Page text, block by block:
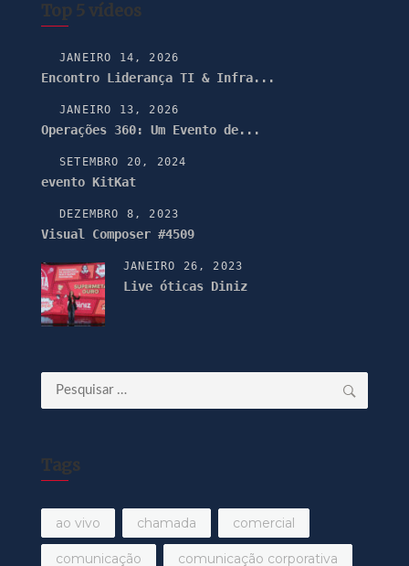
Top 5 vídeos
JANEIRO 14, 2026
Encontro Liderança TI & Infra...
JANEIRO 13, 2026
Operações 360: Um Evento de...
SETEMBRO 20, 2024
evento KitKat
DEZEMBRO 8, 2023
Visual Composer #4509
JANEIRO 26, 2023
Live óticas Diniz
Pesquisar
por:
Tags
ao vivo chamada comercial
comunicação comunicação corporativa